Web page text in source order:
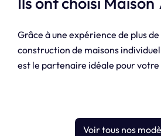
Grâce à une expérience de plus de
construction de maisons
est le partenaire idéale pour votre
Voir tous nos